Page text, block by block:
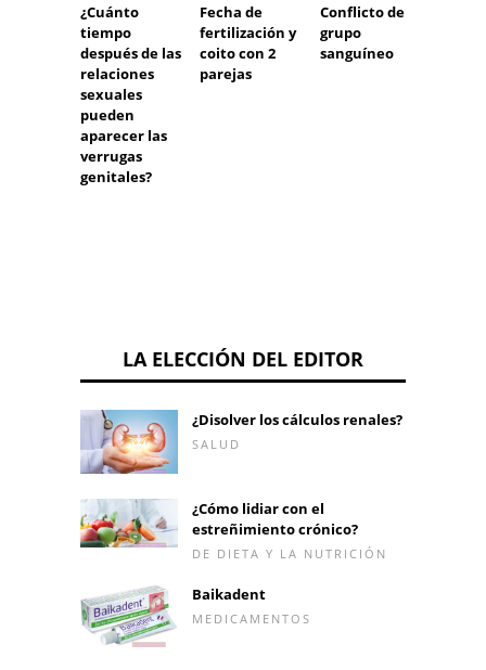
¿Cuánto
tiempo
después de las
relaciones
sexuales
pueden
aparecer las
verrugas
genitales?
Fecha de
fertilización y
coito con 2
parejas
Conflicto de
grupo
sanguíneo
LA ELECCIÓN DEL EDITOR
¿Disolver los cálculos renales?
SALUD
¿Cómo lidiar con el
estreñimiento crónico?
DE DIETA Y LA NUTRICIÓN
Baikadent
MEDICAMENTOS